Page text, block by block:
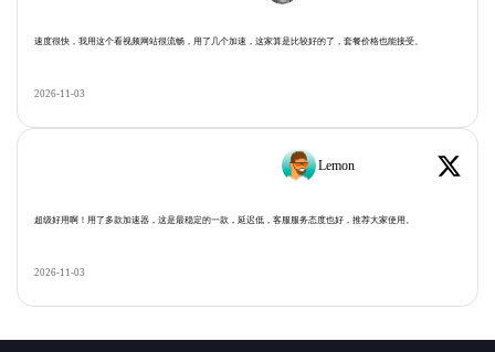
速度很快，我用这个看视频网站很流畅，用了几个加速，这家算是比较好的了，套餐价格也能接受。
2026-11-03
Lemon
超级好用啊！用了多款加速器，这是最稳定的一款，延迟低，客服服务态度也好，推荐大家使用。
2026-11-03